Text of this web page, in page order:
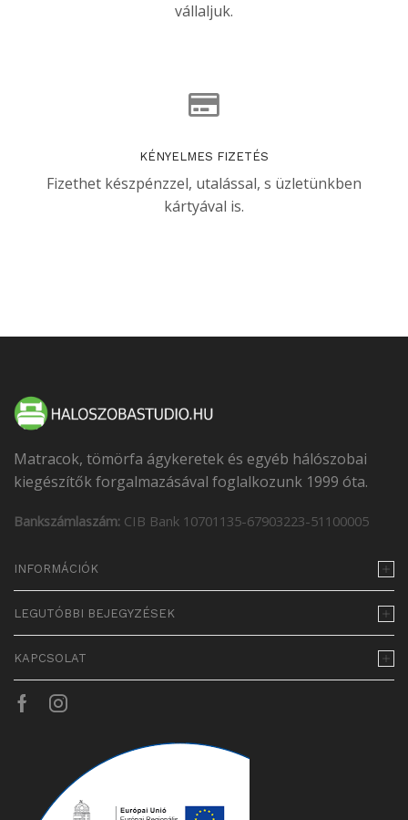
vállaljuk.
KÉNYELMES FIZETÉS
Fizethet készpénzzel, utalással, s üzletünkben
kártyával is.
Matracok, tömörfa ágykeretek és egyéb hálószobai
kiegészítők forgalmazásával foglalkozunk 1999 óta.
Bankszámlaszám: CIB Bank 10701135-67903223-51100005
INFORMÁCIÓK
LEGUTÓBBI BEJEGYZÉSEK
KAPCSOLAT
FacebookInstagram